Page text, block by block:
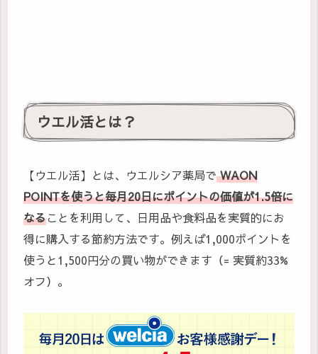
ウエル活とは？
【ウエル活】とは、ウエルシア薬局で WAON
POINTを使うと毎月20日にポイントの価値が1.5倍に
なることを利用して、日用品や食料品を実質的にお
得に購入する節約方法です。例えば1,000ポイントを
使うと1,500円分の買い物ができます（= 実質約33%
オフ）。